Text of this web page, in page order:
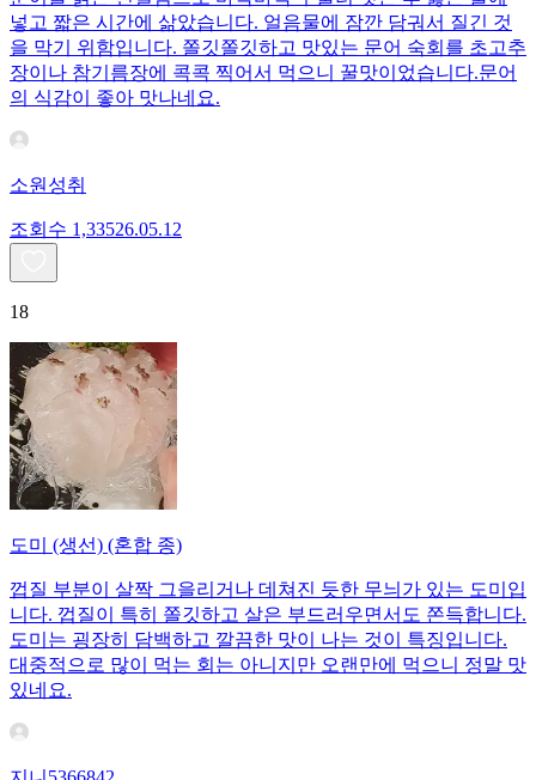
넣고 짧은 시간에 삶았습니다. 얼음물에 잠깐 담궈서 질긴 것
을 막기 위함입니다. 쫄깃쫄깃하고 맛있는 문어 숙회를 초고추
장이나 참기름장에 콕콕 찍어서 먹으니 꿀맛이었습니다.문어
의 식감이 좋아 맛나네요.
소원성취
조회수 1,33526.05.12
18
도미 (생선) (혼합 종)
껍질 부분이 살짝 그을리거나 데쳐진 듯한 무늬가 있는 도미입
니다. 껍질이 특히 쫄깃하고 살은 부드러우면서도 쫀득합니다.
도미는 굉장히 담백하고 깔끔한 맛이 나는 것이 특징입니다.
대중적으로 많이 먹는 회는 아니지만 오랜만에 먹으니 정말 맛
있네요.